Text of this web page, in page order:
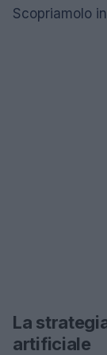
Scopriamolo
La
artificiale